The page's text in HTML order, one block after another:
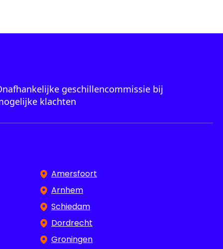
geschillencommissie bij
klachten
Amersfoort
Arnhem
Schiedam
Dordrecht
Groningen